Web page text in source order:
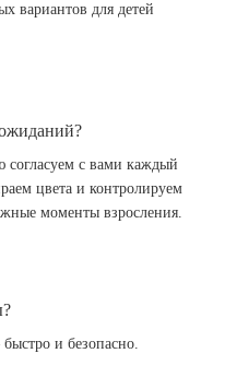
вариантов для детей
ожиданий?
согласуем с вами каждый
цвета и контролируем
моменты взросления.
и безопасно.